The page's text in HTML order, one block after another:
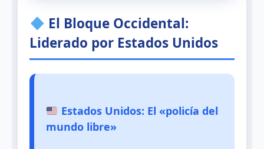
El Bloque Occidental:
Liderado por Estados Unidos
Estados Unidos: El «policía del
mundo libre»